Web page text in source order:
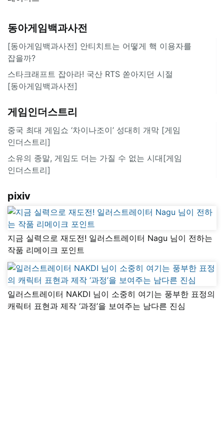
동아게임백과사전
[동아게임백과사전] 안티치트는 어떻게 핵 이용자를
잡을까?
스타크래프트 잡아라! 국산 RTS 쏟아지던 시절
[동아게임백과사전]
게임인더스트리
중국 최대 게임쇼 ‘차이나조이’ 성대히 개막 [게임
인더스트리]
소유의 종말, 게임도 더는 가질 수 없는 시대[게임
인더스트리]
pixiv
지금 실력으로 재도전! 일러스트레이터 Nagu 님이 전하는
작품 리메이크 포인트
일러스트레이터 NAKDI 님이 소중히 여기는 풍부한 표정의
캐릭터 표현과 제작 ‘과정’을 보여주는 남다른 진심